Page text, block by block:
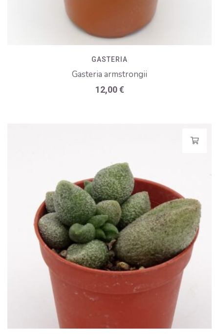
GASTERIA
Gasteria armstrongii
12,00€